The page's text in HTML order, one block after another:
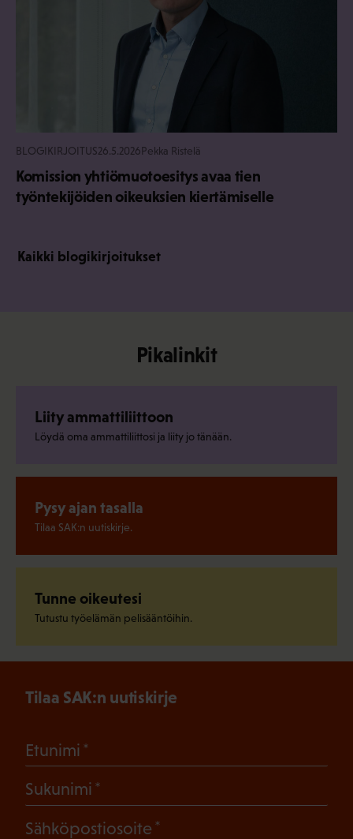
BLOGIKIRJOITUS26.5.2026Pekka Ristelä
Komission yhtiömuotoesitys avaa tien
työntekijöiden oikeuksien kiertämiselle
Kaikki blogikirjoitukset
Pikalinkit
Liity ammattiliittoon
Löydä oma ammattiliittosi ja liity jo tänään.
Pysy ajan tasalla
Tilaa SAK:n uutiskirje.
Tunne oikeutesi
Tutustu työelämän pelisääntöihin.
Tilaa SAK:n uutiskirje
Etunimi
Sukunimi
Sähköpostiosoite